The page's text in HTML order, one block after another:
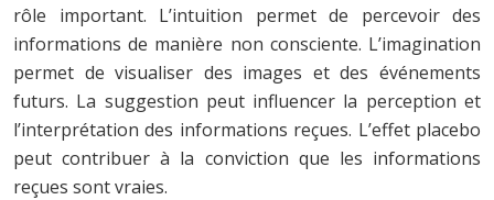
rôle important. L’intuition permet de percevoir des
informations de manière non consciente. L’imagination
permet de visualiser des images et des événements
futurs. La suggestion peut influencer la perception et
l’interprétation des informations reçues. L’effet placebo
peut contribuer à la conviction que les informations
reçues sont vraies.